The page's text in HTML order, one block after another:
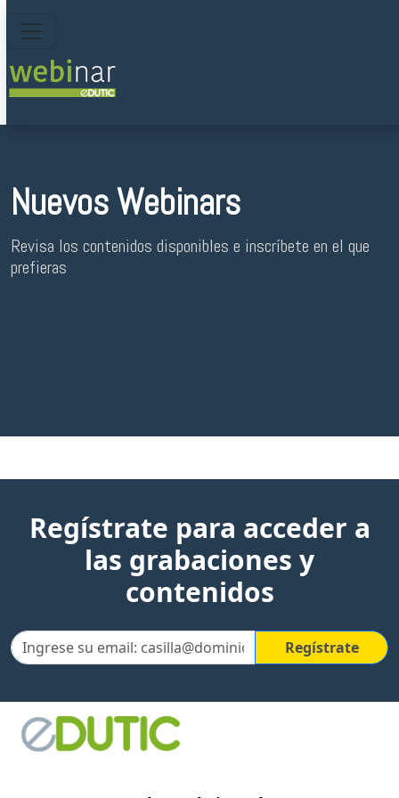
Nuevos Webinars
Revisa los contenidos disponibles e inscríbete en el que
prefieras
Regístrate para acceder a
las grabaciones y
contenidos
Regístrate